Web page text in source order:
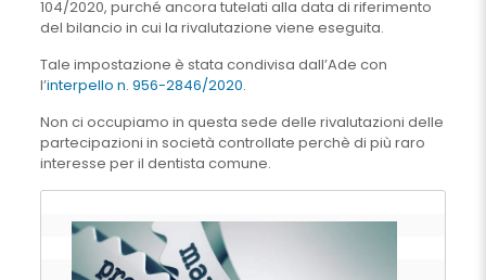
104/2020, purché ancora tutelati alla data di riferimento
del bilancio in cui la rivalutazione viene eseguita.
Tale impostazione è stata condivisa dall’Ade con
l’interpello n. 956-2846/2020.
Non ci occupiamo in questa sede delle rivalutazioni delle
partecipazioni in società controllate perchè di più raro
interesse per il dentista comune.